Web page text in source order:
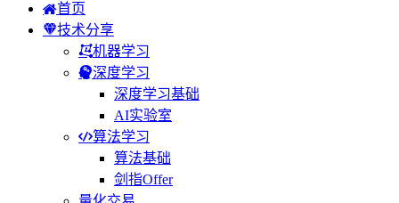
首页
技术分享
机器学习
深度学习
深度学习基础
AI实验室
算法学习
算法基础
剑指Offer